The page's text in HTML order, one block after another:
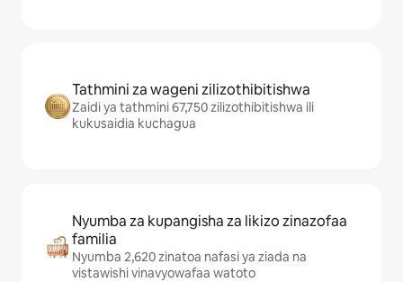
Tathmini za wageni zilizothibitishwa
Zaidi ya tathmini 67,750 zilizothibitishwa ili
kukusaidia kuchagua
Nyumba za kupangisha za likizo zinazofaa
familia
Nyumba 2,620 zinatoa nafasi ya ziada na
vistawishi vinavyowafaa watoto